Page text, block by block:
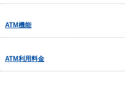
ATM機能
ATM利用料金